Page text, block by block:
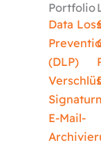
Portfolio
Data Loss
(DLP)
E-Mail-